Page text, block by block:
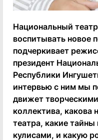
Национальный
воспитывать новое
подчеркивает
президент
Республики
интервью с ним мы
движет
коллектива, какова
театра, какие тайны
кулисами, и какую